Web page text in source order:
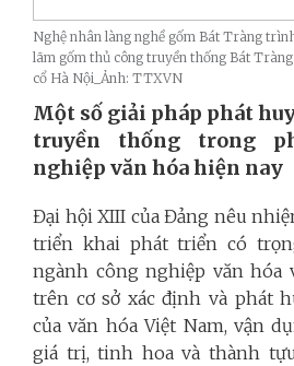
Nghệ nhân làng nghề gốm Bát Tràng
lãm gốm thủ công truyền thống Bát
cổ Hà Nội_Ảnh: TTXVN
Một số giải pháp phát
truyền thống trong
nghiệp văn hóa hiện nay
Đại hội XIII của Đảng nêu
triển khai phát triển có
ngành công nghiệp văn hóa
trên cơ sở xác định và phát
của văn hóa Việt Nam, vận
giá trị, tinh hoa và thành